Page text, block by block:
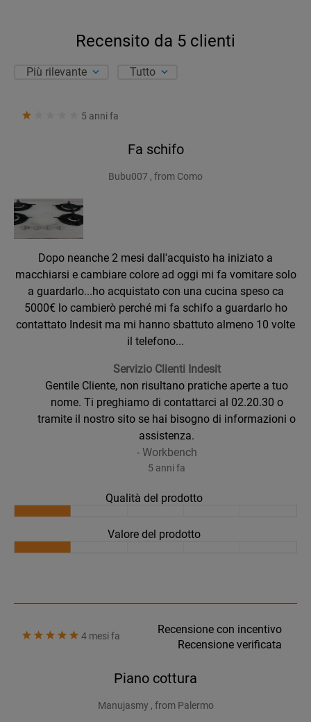
Recensito da 5 clienti
Più rilevante Tutto
5 anni fa
Fa schifo
Bubu007 , from Como
Dopo neanche 2 mesi dall'acquisto ha iniziato a
macchiarsi e cambiare colore ad oggi mi fa vomitare solo
a guardarlo...ho acquistato con una cucina speso ca
5000€ lo cambierò perché mi fa schifo a guardarlo ho
contattato Indesit ma mi hanno sbattuto almeno 10 volte
il telefono...
Servizio Clienti Indesit
Gentile Cliente, non risultano pratiche aperte a tuo
nome. Ti preghiamo di contattarci al 02.20.30 o
tramite il nostro sito se hai bisogno di informazioni o
assistenza.
- Workbench
5 anni fa
Qualità del prodotto
Valore del prodotto
4 mesi fa
Recensione con incentivo
Recensione verificata
Piano cottura
Manujasmy , from Palermo